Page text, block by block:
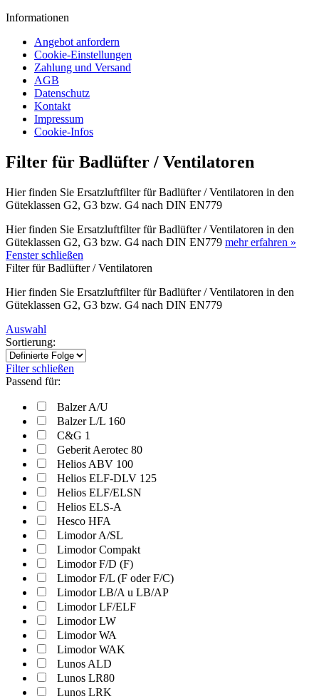
Informationen
Angebot anfordern
Cookie-Einstellungen
Zahlung und Versand
AGB
Datenschutz
Kontakt
Impressum
Cookie-Infos
Filter für Badlüfter / Ventilatoren
Hier finden Sie Ersatzluftfilter für Badlüfter / Ventilatoren in den
Güteklassen G2, G3 bzw. G4 nach DIN EN779
Hier finden Sie Ersatzluftfilter für Badlüfter / Ventilatoren in den
Güteklassen G2, G3 bzw. G4 nach DIN EN779 mehr erfahren »
Fenster schließen
Filter für Badlüfter / Ventilatoren
Hier finden Sie Ersatzluftfilter für Badlüfter / Ventilatoren in den
Güteklassen G2, G3 bzw. G4 nach DIN EN779
Auswahl
Sortierung:
Filter schließen
Passend für:
Balzer A/U
Balzer L/L 160
C&G 1
Geberit Aerotec 80
Helios ABV 100
Helios ELF-DLV 125
Helios ELF/ELSN
Helios ELS-A
Hesco HFA
Limodor A/SL
Limodor Compakt
Limodor F/D (F)
Limodor F/L (F oder F/C)
Limodor LB/A u LB/AP
Limodor LF/ELF
Limodor LW
Limodor WA
Limodor WAK
Lunos ALD
Lunos LR80
Lunos LRK